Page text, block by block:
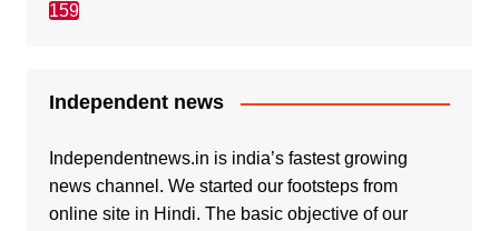
159
Independent news
Independentnews.in is india’s fastest growing
news channel. We started our footsteps from
online site in Hindi. The basic objective of our